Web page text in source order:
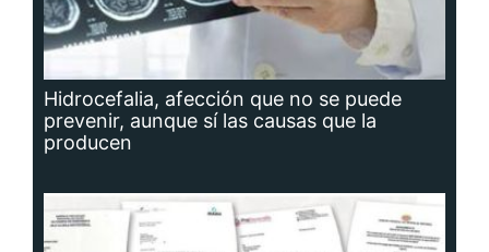
Hidrocefalia, afección que no se puede
prevenir, aunque sí las causas que la
producen